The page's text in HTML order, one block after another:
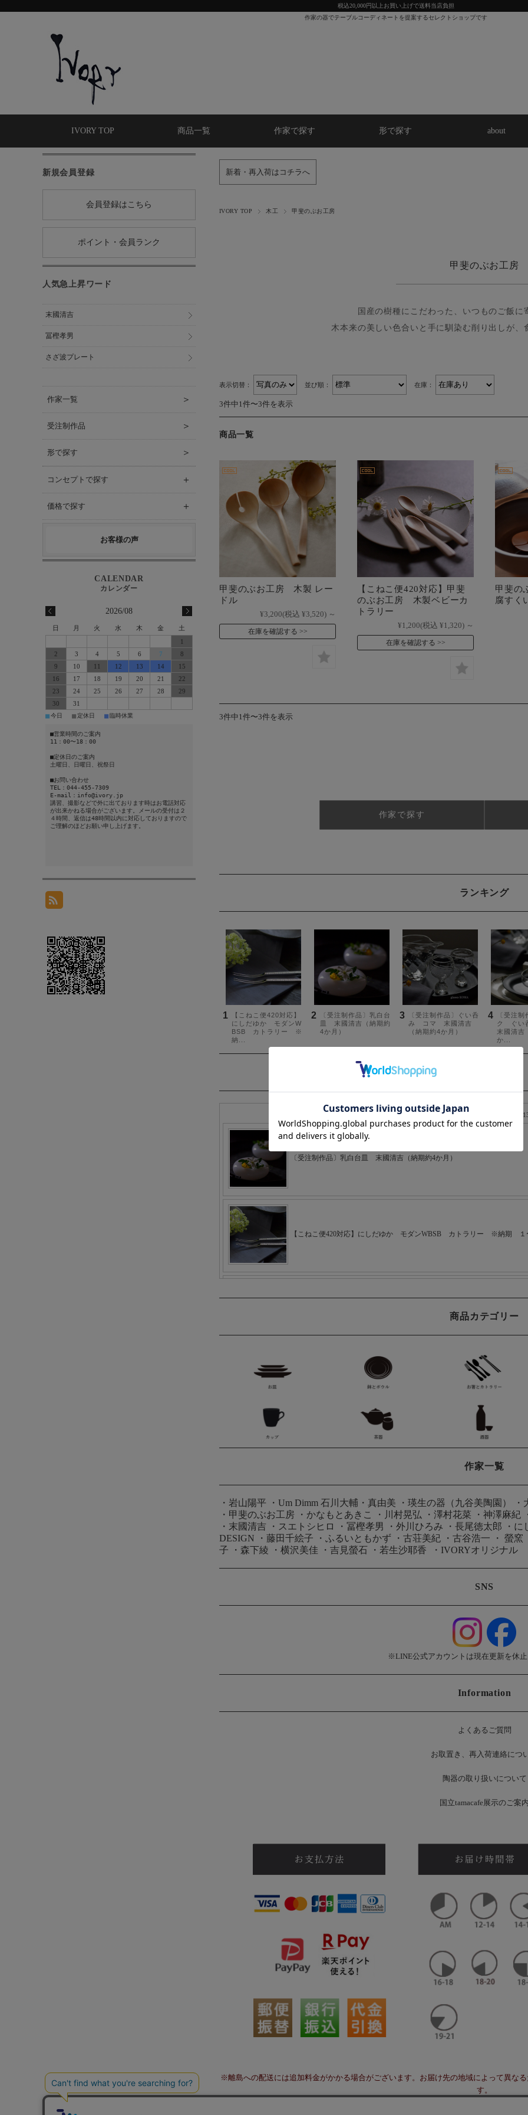
税込20,000円以上お買い上げで送料当店負担
作家の器でテーブルコーディネートを提案するセレクトショップです
IVORY TOP 商品一覧 作家で探す 形で探す about
新着・再入荷はコチラへ
IVORY TOP 木工 甲斐のぶお工房
甲斐のぶお工房
国産の樹種にこだわった、いつものご飯に
木本来の美しい色合いと手に馴染む削り出しが、
表示切替： 並び順： 在庫：
3件中1件〜3件を表示
商品一覧
甲斐のぶお工房 木製 レー
ドル
¥3,200(税込 ¥3,520) ～
在庫を確認する
【こねこ便420対応】甲斐
のぶお工房 木製ベビーカ
トラリー
¥1,200(税込 ¥1,320) ～
在庫を確認する
甲斐
腐すく
3件中1件〜3件を表示
作家で探す
ランキング
商品カテゴリー
作家一覧
・ 岩山陽平 ・ Um Dimm 石川大輔・真由美 ・ 瑛生の器（九谷美陶園） ・
・ 甲斐のぶお工房 ・ かなもとあきこ ・ 川村晃弘 ・ 澤村花菜 ・ 神澤麻紀
・ 末國清吉 ・ スエトシヒロ ・ 冨樫孝男 ・ 外川ひろみ ・ 長尾徳太郎 ・ に
DESIGN
・ 藤田千絵子 ・ ふるいともかず ・ 古荘美紀 ・ 古谷浩一 ・ 螢窯
子
・ 森下綾 ・ 横沢美佳 ・ 吉見螢石 ・ 若生沙耶香 ・ IVORYオリジナル
SNS
※LINE公式アカウントは現在更新を休
Information
よくあるご質問
お取置き、再入荷連絡につ
陶器の取り扱いについて
国立tamacafe展示のご案
※離島への配送には追加料金がかかる場合がございます。お届け先の地域によって異な
す。
新規会員登録
会員登録はこちら
ポイント・会員ランク
人気急上昇ワード
末國清吉
冨樫孝男
さざ波プレート
作家一覧 ＞
受注制作品 ＞
形で探す ＞
コンセプトで探す ＋
価格で探す ＋
お客様の声
2026/08
日 月 火 水 木 金
土
1
2
3 4 5 6 7
8
9
10 11 12 13 14
15
16
17 18 19 20 21
22
23
24 25 26 27 28
29
30
31
■今日 ■ 定休日 ■臨時休業
■営業時間のご案内
11：00〜18：00
■定休日のご案内
土曜日、日曜日、祝祭日
■お問い合わせ
TEL：044-455-7309
E-mail：info@ivory.jp
講習、撮影などで外に出ております時はお電話対応
が出来かねる場合がございます。メールの受付は２
４時間、返信は48時間以内に対応しておりますので
ご理解のほどお願い申し上げます。